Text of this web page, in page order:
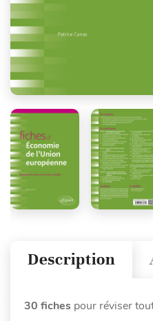
Description
30 fiches pour réviser